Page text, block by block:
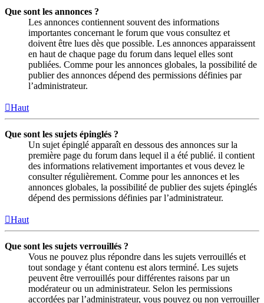
Que sont les annonces ?
Les annonces contiennent souvent des informations
importantes concernant le forum que vous consultez et
doivent être lues dès que possible. Les annonces apparaissent
en haut de chaque page du forum dans lequel elles sont
publiées. Comme pour les annonces globales, la possibilité de
publier des annonces dépend des permissions définies par
l’administrateur.
Haut
Que sont les sujets épinglés ?
Un sujet épinglé apparaît en dessous des annonces sur la
première page du forum dans lequel il a été publié. il contient
des informations relativement importantes et vous devez le
consulter régulièrement. Comme pour les annonces et les
annonces globales, la possibilité de publier des sujets épinglés
dépend des permissions définies par l’administrateur.
Haut
Que sont les sujets verrouillés ?
Vous ne pouvez plus répondre dans les sujets verrouillés et
tout sondage y étant contenu est alors terminé. Les sujets
peuvent être verrouillés pour différentes raisons par un
modérateur ou un administrateur. Selon les permissions
accordées par l’administrateur, vous pouvez ou non verrouiller